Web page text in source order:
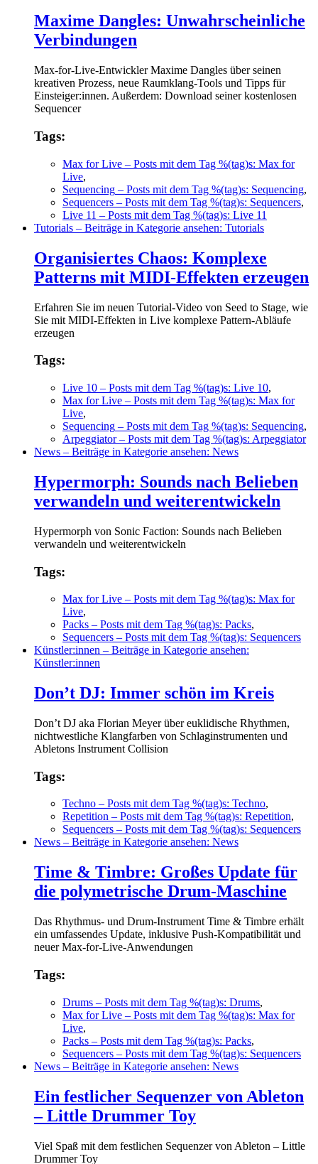
Maxime Dangles: Unwahrscheinliche
Verbindungen
Max-for-Live-Entwickler Maxime Dangles über seinen
kreativen Prozess, neue Raumklang-Tools und Tipps für
Einsteiger:innen. Außerdem: Download seiner kostenlosen
Sequencer
Tags:
Max for Live – Posts mit dem Tag %(tag)s: Max for
Live,
Sequencing – Posts mit dem Tag %(tag)s: Sequencing,
Sequencers – Posts mit dem Tag %(tag)s: Sequencers,
Live 11 – Posts mit dem Tag %(tag)s: Live 11
Tutorials – Beiträge in Kategorie ansehen: Tutorials
Organisiertes Chaos: Komplexe
Patterns mit MIDI-Effekten erzeugen
Erfahren Sie im neuen Tutorial-Video von Seed to Stage, wie
Sie mit MIDI-Effekten in Live komplexe Pattern-Abläufe
erzeugen
Tags:
Live 10 – Posts mit dem Tag %(tag)s: Live 10,
Max for Live – Posts mit dem Tag %(tag)s: Max for
Live,
Sequencing – Posts mit dem Tag %(tag)s: Sequencing,
Arpeggiator– Posts mit dem Tag %(tag)s: Arpeggiator
News – Beiträge in Kategorie ansehen: News
Hypermorph: Sounds nach Belieben
verwandeln und weiterentwickeln
Hypermorph von Sonic Faction: Sounds nach Belieben
verwandeln und weiterentwickeln
Tags:
Max for Live – Posts mit dem Tag %(tag)s: Max for
Live,
Packs – Posts mit dem Tag %(tag)s: Packs,
Sequencers – Posts mit dem Tag %(tag)s: Sequencers
Künstler:innen – Beiträge in Kategorie ansehen:
Künstler:innen
Don’t DJ: Immer schön im Kreis
Don’t DJ aka Florian Meyer über euklidische Rhythmen,
nichtwestliche Klangfarben von Schlaginstrumenten und
Abletons Instrument Collision
Tags:
Techno – Posts mit dem Tag %(tag)s: Techno,
Repetition – Posts mit dem Tag %(tag)s: Repetition,
Sequencers – Posts mit dem Tag %(tag)s: Sequencers
News – Beiträge in Kategorie ansehen: News
Time & Timbre: Großes Update für
die polymetrische Drum-Maschine
Das Rhythmus- und Drum-Instrument Time & Timbre erhält
ein umfassendes Update, inklusive Push-Kompatibilität und
neuer Max-for-Live-Anwendungen
Tags:
Drums – Posts mit dem Tag %(tag)s: Drums,
Max for Live – Posts mit dem Tag %(tag)s: Max for
Live,
Packs – Posts mit dem Tag %(tag)s: Packs,
Sequencers – Posts mit dem Tag %(tag)s: Sequencers
News – Beiträge in Kategorie ansehen: News
Ein festlicher Sequenzer von Ableton
– Little Drummer Toy
Viel Spaß mit dem festlichen Sequenzer von Ableton – Little
Drummer Toy